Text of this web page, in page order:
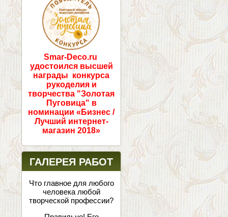
Smar-Deco.ru
удостоился высшей
награды конкурса
рукоделия и
творчества "Золотая
Пуговица" в
номинации «Бизнес /
Лучший интернет-
магазин 2018»
ГАЛЕРЕЯ РАБОТ
Что главное для любого
человека любой
творческой профессии?